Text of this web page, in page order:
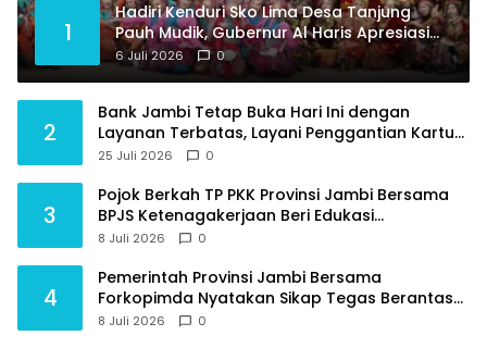
1
Hadiri Kenduri Sko Lima Desa Tanjung
Pauh Mudik, Gubernur Al Haris Apresiasi
Tradisi jadi Pemersatu dan Dorong
Perbaikan Sarana Desa
6 Juli 2026 0
2
Bank Jambi Tetap Buka Hari Ini dengan
Layanan Terbatas, Layani Penggantian Kartu
ATM dan Perubahan PIN
25 Juli 2026 0
3
Pojok Berkah TP PKK Provinsi Jambi Bersama
BPJS Ketenagakerjaan Beri Edukasi
Perlindungan Sosial bagi Masyarakat
8 Juli 2026 0
4
Pemerintah Provinsi Jambi Bersama
Forkopimda Nyatakan Sikap Tegas Berantas
Geng Motor
8 Juli 2026 0